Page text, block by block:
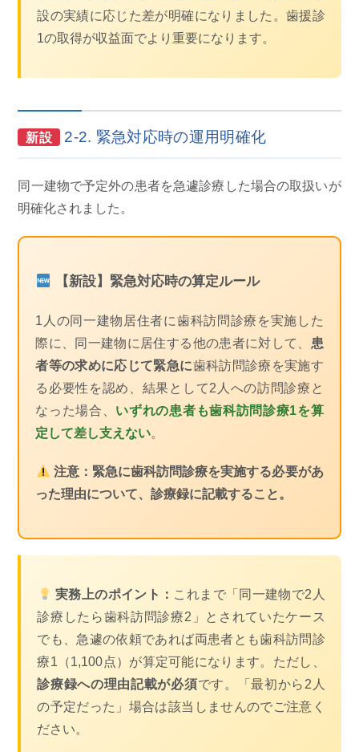
設の実績に応じた差が明確になりました。歯援診
1の取得が収益面でより重要になります。
新設 2-2. 緊急対応時の運用明確化
同一建物で予定外の患者を急遽診療した場合の取扱いが
明確化されました。
【新設】緊急対応時の算定ルール
1人の同一建物居住者に歯科訪問診療を実施した
際に、同一建物に居住する他の患者に対して、 患
者等の求めに応じて緊急に歯科訪問診療を実施す
る必要性を認め、結果として2人への訪問診療と
なった場合、 いずれの患者も歯科訪問診療1を算
定して差し支えない。
注意：緊急に歯科訪問診療を実施する必要があ
った理由について、診療録に記載すること 。
実務上のポイント： これまで「同一建物で2人
診療したら歯科訪問診療2」とされていたケース
でも、急遽の依頼であれば両患者とも歯科訪問診
療1（1,100点）が算定可能になります。ただし、
診療録への理由記載が必須です。「最初から2人
の予定だった」場合は該当しませんのでご注意く
ださい。